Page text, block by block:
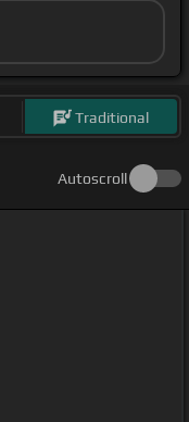
Traditional
Autoscroll